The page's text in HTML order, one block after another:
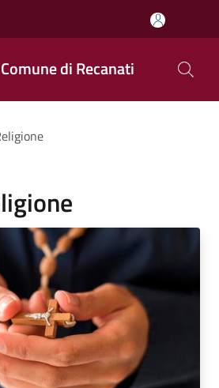
Comune di Recanati